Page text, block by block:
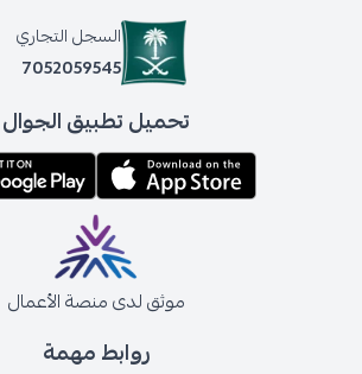
روابط مهمة
السجل التجاري
7052059545
تحميل تطبيق الجوال
موثق لدى منصة الأعمال